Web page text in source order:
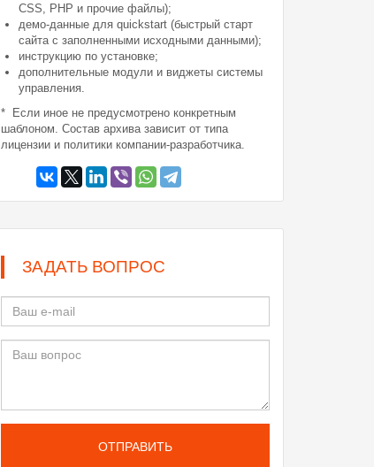
CSS, PHP и прочие файлы);
демо-данные для quickstart (быстрый старт
сайта с заполненными исходными данными);
инструкцию по установке;
дополнительные модули и виджеты системы
управления.
* Если иное не предусмотрено конкретным
шаблоном. Состав архива зависит от типа
лицензии и политики компании-разработчика.
ЗАДАТЬ ВОПРОС
ОТПРАВИТЬ